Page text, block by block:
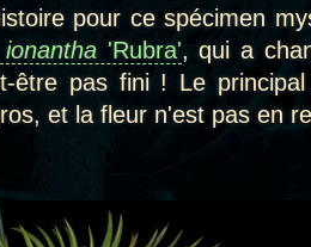
pour ce spécimen
ionantha 'Rubra', qui a
être pas fini ! Le
et la fleur n'est pas en